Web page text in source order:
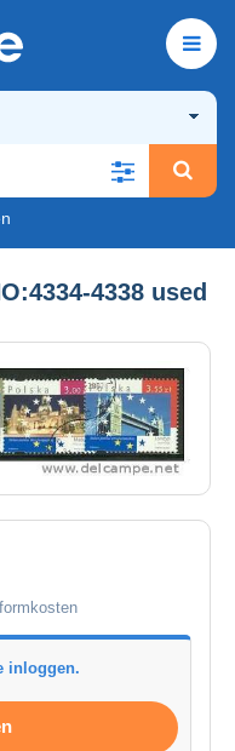
4338 used
inloggen.